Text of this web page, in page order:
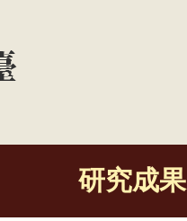
研究成果